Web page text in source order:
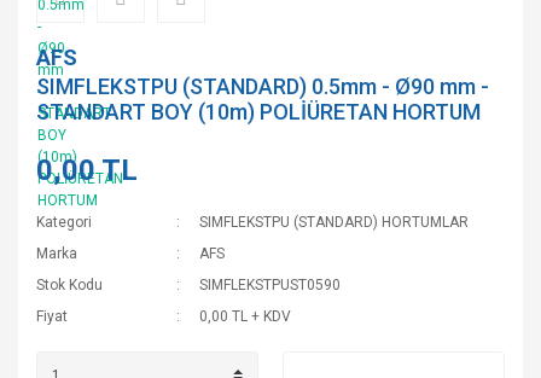
AFS
SIMFLEKSTPU (STANDARD) 0.5mm - Ø90 mm -
STANDART BOY (10m) POLİÜRETAN HORTUM
0,00 TL
Kategori
SIMFLEKSTPU (STANDARD) HORTUMLAR
Marka
AFS
Stok Kodu
SIMFLEKSTPUST0590
Fiyat
0,00 TL + KDV